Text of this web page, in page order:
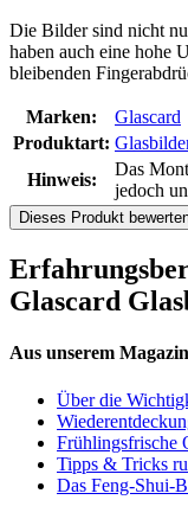
Die Bilder sind nicht
haben auch eine hohe
bleibenden
Marken:
Glascard
Produktart:
Hinweis:
Das
jedoch
Dieses Produkt
Glascard
Aus unserem
Über die
Frühlingsfrische
Tipps & Tricks
Das Feng-Shui-